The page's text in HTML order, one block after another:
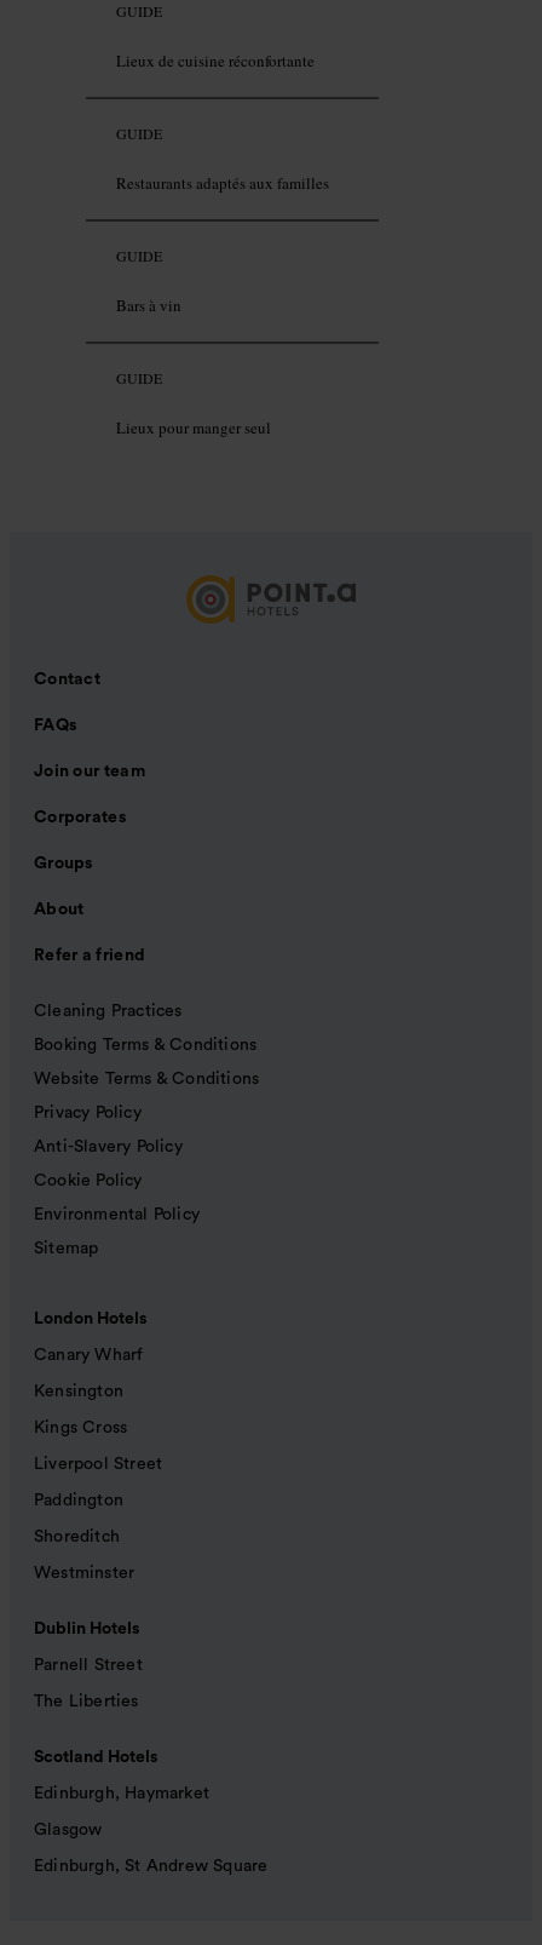
GUIDE
Lieux de cuisine réconfortante
GUIDE
Restaurants adaptés aux familles
GUIDE
Bars à vin
GUIDE
Lieux pour manger seul
Contact
FAQs
Join our team
Corporates
Groups
About
Refer a friend
Cleaning Practices
Booking Terms & Conditions
Website Terms & Conditions
Privacy Policy
Anti-Slavery Policy
Cookie Policy
Environmental Policy
Sitemap
London Hotels
Canary Wharf
Kensington
Kings Cross
Liverpool Street
Paddington
Shoreditch
Westminster
Dublin Hotels
Parnell Street
The Liberties
Scotland Hotels
Edinburgh, Haymarket
Glasgow
Edinburgh, St Andrew Square